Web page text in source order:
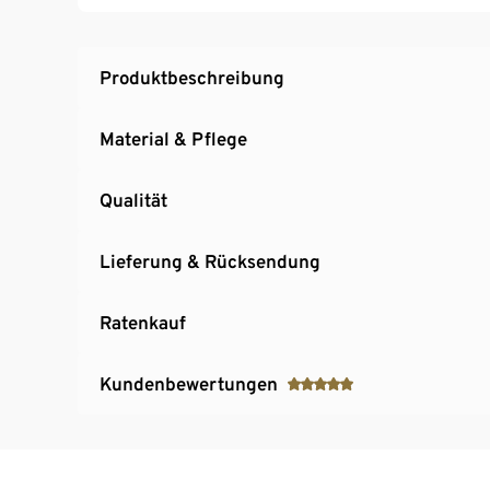
Produktbeschreibung
Material & Pflege
Qualität
Lieferung & Rücksendung
Ratenkauf
Kundenbewertungen